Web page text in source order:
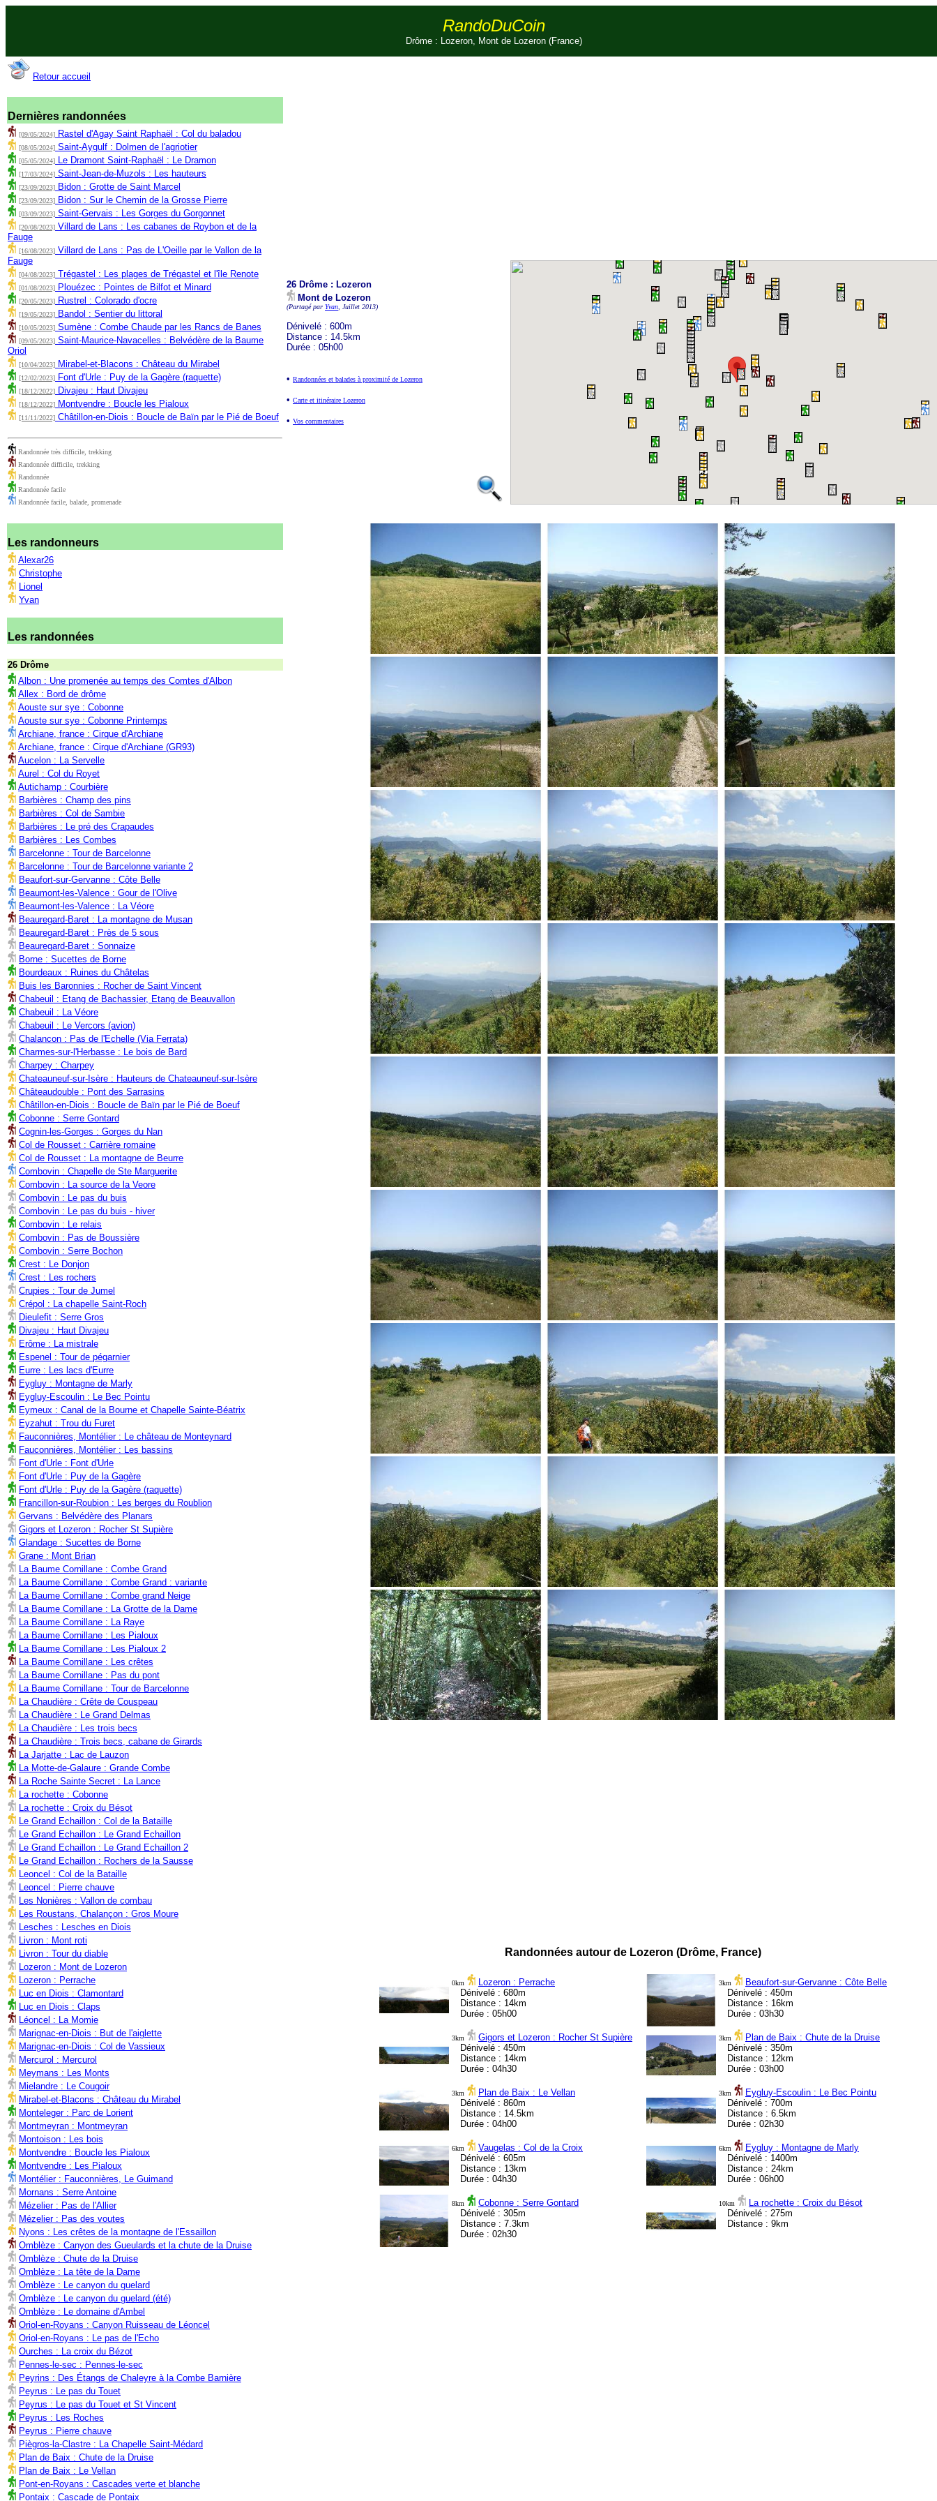
RandoDuCoin
Drôme : Lozeron, Mont de Lozeron (France)
Retour accueil
Dernières randonnées
[09/05/2024] Rastel d'Agay Saint Raphaël : Col du baladou
[08/05/2024] Saint-Aygulf : Dolmen de l'agriotier
[05/05/2024] Le Dramont Saint-Raphaël : Le Dramon
[17/03/2024] Saint-Jean-de-Muzols : Les hauteurs
[23/09/2023] Bidon : Grotte de Saint Marcel
[23/09/2023] Bidon : Sur le Chemin de la Grosse Pierre
[03/09/2023] Saint-Gervais : Les Gorges du Gorgonnet
[20/08/2023] Villard de Lans : Les cabanes de Roybon et de la
Fauge
[16/08/2023] Villard de Lans : Pas de L'Oeille par le Vallon de la
Fauge
[04/08/2023] Trégastel : Les plages de Trégastel et l'île Renote
[01/08/2023] Plouézec : Pointes de Bilfot et Minard
[20/05/2023] Rustrel : Colorado d'ocre
[19/05/2023] Bandol : Sentier du littoral
[10/05/2023] Sumène : Combe Chaude par les Rancs de Banes
[09/05/2023] Saint-Maurice-Navacelles : Belvédère de la Baume
Oriol
[10/04/2023] Mirabel-et-Blacons : Château du Mirabel
[12/02/2023] Font d'Urle : Puy de la Gagère (raquette)
[18/12/2022] Divajeu : Haut Divajeu
[18/12/2022] Montvendre : Boucle les Pialoux
[11/11/2022] Châtillon-en-Diois : Boucle de Baïn par le Pié de Boeuf
Randonnée très difficile, trekking
Randonnée difficile, trekking
Randonnée
Randonnée facile
Randonnée facile, balade, promenade
Les randonneurs
Alexar26
Christophe
Lionel
Yvan
Les randonnées
26 Drôme
Albon : Une promenée au temps des Comtes d'Albon
Allex : Bord de drôme
Aouste sur sye : Cobonne
Aouste sur sye : Cobonne Printemps
Archiane, france : Cirque d'Archiane
Archiane, france : Cirque d'Archiane (GR93)
Aucelon : La Servelle
Aurel : Col du Royet
Autichamp : Courbière
Barbières : Champ des pins
Barbières : Col de Sambie
Barbières : Le pré des Crapaudes
Barbières : Les Combes
Barcelonne : Tour de Barcelonne
Barcelonne : Tour de Barcelonne variante 2
Beaufort-sur-Gervanne : Côte Belle
Beaumont-les-Valence : Gour de l'Olive
Beaumont-les-Valence : La Véore
Beauregard-Baret : La montagne de Musan
Beauregard-Baret : Près de 5 sous
Beauregard-Baret : Sonnaize
Borne : Sucettes de Borne
Bourdeaux : Ruines du Châtelas
Buis les Baronnies : Rocher de Saint Vincent
Chabeuil : Etang de Bachassier, Etang de Beauvallon
Chabeuil : La Véore
Chabeuil : Le Vercors (avion)
Chalancon : Pas de l'Echelle (Via Ferrata)
Charmes-sur-l'Herbasse : Le bois de Bard
Charpey : Charpey
Chateauneuf-sur-Isère : Hauteurs de Chateauneuf-sur-Isère
Châteaudouble : Pont des Sarrasins
Châtillon-en-Diois : Boucle de Baïn par le Pié de Boeuf
Cobonne : Serre Gontard
Cognin-les-Gorges : Gorges du Nan
Col de Rousset : Carrière romaine
Col de Rousset : La montagne de Beurre
Combovin : Chapelle de Ste Marguerite
Combovin : La source de la Veore
Combovin : Le pas du buis
Combovin : Le pas du buis - hiver
Combovin : Le relais
Combovin : Pas de Boussière
Combovin : Serre Bochon
Crest : Le Donjon
Crest : Les rochers
Crupies : Tour de Jumel
Crépol : La chapelle Saint-Roch
Dieulefit : Serre Gros
Divajeu : Haut Divajeu
Erôme : La mistrale
Espenel : Tour de pégarnier
Eurre : Les lacs d'Eurre
Eygluy : Montagne de Marly
Eygluy-Escoulin : Le Bec Pointu
Eymeux : Canal de la Bourne et Chapelle Sainte-Béatrix
Eyzahut : Trou du Furet
Fauconnières, Montélier : Le château de Monteynard
Fauconnières, Montélier : Les bassins
Font d'Urle : Font d'Urle
Font d'Urle : Puy de la Gagère
Font d'Urle : Puy de la Gagère (raquette)
Francillon-sur-Roubion : Les berges du Roublion
Gervans : Belvédère des Planars
Gigors et Lozeron : Rocher St Supière
Glandage : Sucettes de Borne
Grane : Mont Brian
La Baume Cornillane : Combe Grand
La Baume Cornillane : Combe Grand : variante
La Baume Cornillane : Combe grand Neige
La Baume Cornillane : La Grotte de la Dame
La Baume Cornillane : La Raye
La Baume Cornillane : Les Pialoux
La Baume Cornillane : Les Pialoux 2
La Baume Cornillane : Les crêtes
La Baume Cornillane : Pas du pont
La Baume Cornillane : Tour de Barcelonne
La Chaudière : Crête de Couspeau
La Chaudière : Le Grand Delmas
La Chaudière : Les trois becs
La Chaudière : Trois becs, cabane de Girards
La Jarjatte : Lac de Lauzon
La Motte-de-Galaure : Grande Combe
La Roche Sainte Secret : La Lance
La rochette : Cobonne
La rochette : Croix du Bésot
Le Grand Echaillon : Col de la Bataille
Le Grand Echaillon : Le Grand Echaillon
Le Grand Echaillon : Le Grand Echaillon 2
Le Grand Echaillon : Rochers de la Sausse
Leoncel : Col de la Bataille
Leoncel : Pierre chauve
Les Nonières : Vallon de combau
Les Roustans, Chalançon : Gros Moure
Lesches : Lesches en Diois
Livron : Mont roti
Livron : Tour du diable
Lozeron : Mont de Lozeron
Lozeron : Perrache
Luc en Diois : Clamontard
Luc en Diois : Claps
Léoncel : La Momie
Marignac-en-Diois : But de l'aiglette
Marignac-en-Diois : Col de Vassieux
Mercurol : Mercurol
Meymans : Les Monts
Mielandre : Le Cougoir
Mirabel-et-Blacons : Château du Mirabel
Monteleger : Parc de Lorient
Montmeyran : Montmeyran
Montoison : Les bois
Montvendre : Boucle les Pialoux
Montvendre : Les Pialoux
Montélier : Fauconnières, Le Guimand
Mornans : Serre Antoine
Mézelier : Pas de l'Allier
Mézelier : Pas des voutes
Nyons : Les crêtes de la montagne de l'Essaillon
Omblèze : Canyon des Gueulards et la chute de la Druise
Omblèze : Chute de la Druise
Omblèze : La tête de la Dame
Omblèze : Le canyon du guelard
Omblèze : Le canyon du guelard (été)
Omblèze : Le domaine d'Ambel
Oriol-en-Royans : Canyon Ruisseau de Léoncel
Oriol-en-Royans : Le pas de l'Echo
Ourches : La croix du Bézot
Pennes-le-sec : Pennes-le-sec
Peyrins : Des Étangs de Chaleyre à la Combe Barnière
Peyrus : Le pas du Touet
Peyrus : Le pas du Touet et St Vincent
Peyrus : Les Roches
Peyrus : Pierre chauve
Piègros-la-Clastre : La Chapelle Saint-Médard
Plan de Baix : Chute de la Druise
Plan de Baix : Le Vellan
Pont-en-Royans : Cascades verte et blanche
Pontaix : Cascade de Pontaix
26 Drôme : Lozeron
Mont de Lozeron
(Partagé par Yvan , Juillet 2013)
Dénivelé : 600m
Distance : 14.5km
Durée : 05h00
• Randonnées et balades à proximité de Lozeron
• Carte et itinéraire Lozeron
• Vos commentaires
Randonnées autour de Lozeron (Drôme, France)
0km
Lozeron : Perrache
Dénivelé : 680m
Distance : 14km
Durée : 05h00
3km
Beaufort-sur-Gervanne : Côte Belle
Dénivelé : 450m
Distance : 16km
Durée : 03h30
3km
Gigors et Lozeron : Rocher St Supière
Dénivelé : 450m
Distance : 14km
Durée : 04h30
3km
Plan de Baix : Chute de la Druise
Dénivelé : 350m
Distance : 12km
Durée : 03h00
3km
Plan de Baix : Le Vellan
Dénivelé : 860m
Distance : 14.5km
Durée : 04h00
3km
Eygluy-Escoulin : Le Bec Pointu
Dénivelé : 700m
Distance : 6.5km
Durée : 02h30
6km
Vaugelas : Col de la Croix
Dénivelé : 605m
Distance : 13km
Durée : 04h30
6km
Eygluy : Montagne de Marly
Dénivelé : 1400m
Distance : 24km
Durée : 06h00
8km
Cobonne : Serre Gontard
Dénivelé : 305m
Distance : 7.3km
Durée : 02h30
10km
La rochette : Croix du Bésot
Dénivelé : 275m
Distance : 9km